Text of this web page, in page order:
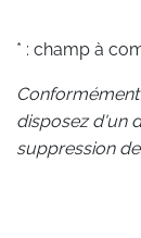
* : champ à
disposez d'un
suppression